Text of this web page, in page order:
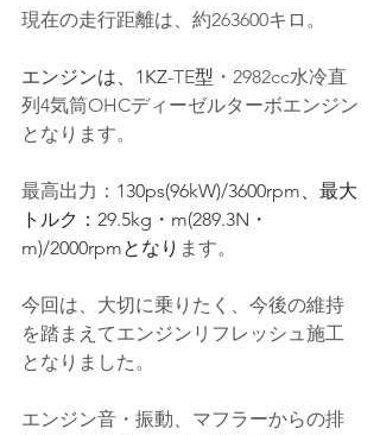
現在の走行距離は、約263600キロ。
エンジンは、1KZ-TE型 ・2982cc水冷直
列4気筒OHCディーゼルターボエンジン
となります。
最高出力： 130ps(96kW)/3600rpm、最大
トルク： 29.5kg・m(289.3N・
m)/2000rpmとなり ます。
今回は、 大切に乗りたく、今後の維持
を踏まえてエンジンリフレッシュ施工
となりました。
エンジン音・振動、マフラーからの排